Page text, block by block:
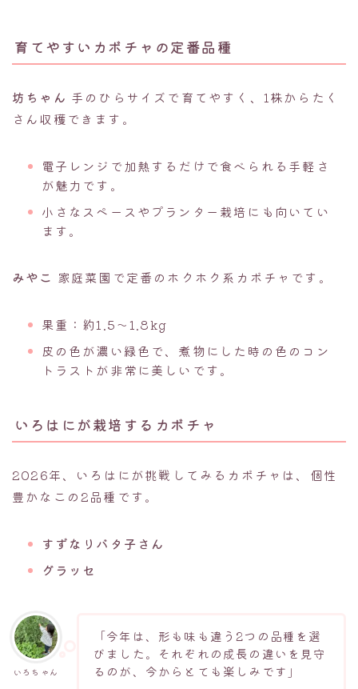
育てやすいカボチャの定番品種
坊ちゃん 手のひらサイズで育てやすく、1株からたく
さん収穫できます。
電子レンジで加熱するだけで食べられる手軽さ
が魅力です。
小さなスペースやプランター栽培にも向いてい
ます。
みやこ 家庭菜園で定番のホクホク系カボチャです。
果重：約1.5〜1.8kg
皮の色が濃い緑色で、煮物にした時の色のコン
トラストが非常に美しいです。
いろはにが栽培するカボチャ
2026年、いろはにが挑戦してみるカボチャは、個性
豊かなこの2品種です。
すずなりバタ子さん
グラッセ
いろちゃん
「今年は、形も味も違う2つの品種を選
びました。それぞれの成長の違いを見守
るのが、今からとても楽しみです」